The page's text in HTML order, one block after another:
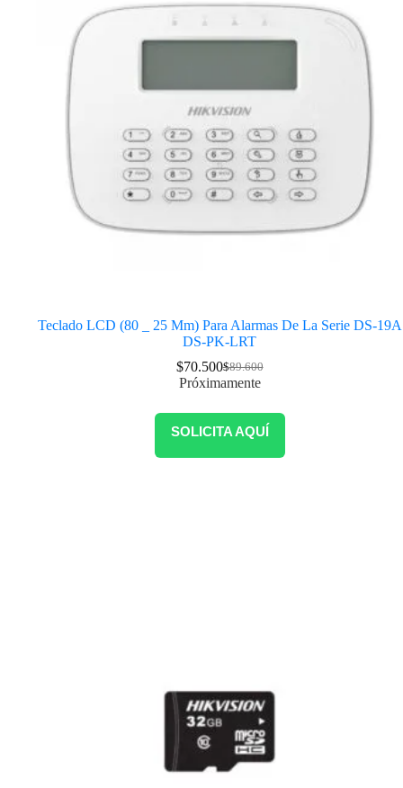
Teclado LCD (80 _ 25 Mm) Para Alarmas De La Serie DS-19A
DS-PK-LRT
$89.600
$70.500
Próximamente
SOLICITA AQUÍ